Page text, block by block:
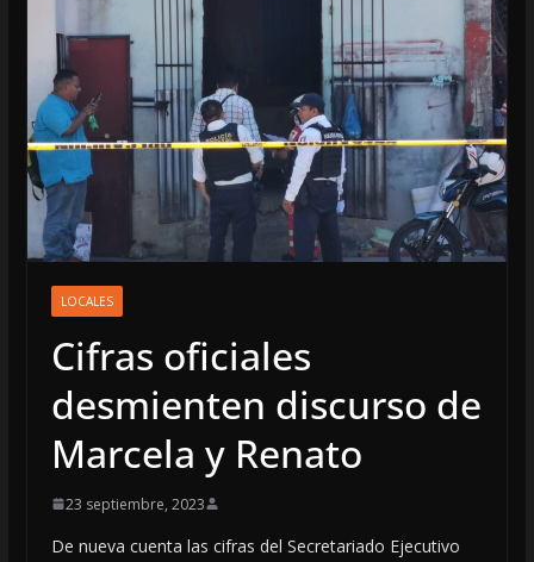
LOCALES
Cifras oficiales
desmienten discurso de
Marcela y Renato
23 septiembre, 2023
De nueva cuenta las cifras del Secretariado Ejecutivo